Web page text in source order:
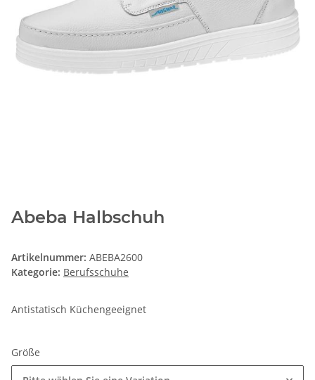
Abeba Halbschuh
Artikelnummer: ABEBA2600
Kategorie: Berufsschuhe
Antistatisch Küchengeeignet
Größe